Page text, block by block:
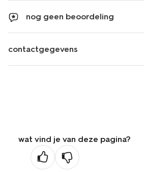
nog geen beoordeling
contactgegevens
wat vind je van deze pagina?